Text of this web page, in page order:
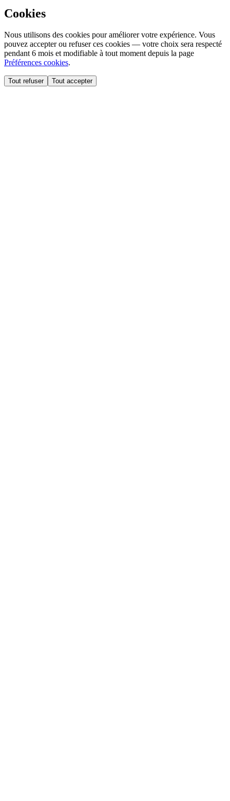
Cookies
Nous utilisons des cookies pour améliorer votre expérience. Vous
pouvez accepter ou refuser ces cookies — votre choix sera respecté
pendant 6 mois et modifiable à tout moment depuis la page
Préférences cookies.
Tout refuser Tout accepter